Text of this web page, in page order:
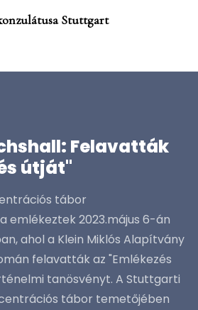
Stuttgart
menu
Felavatták
útját"
tábor
emlékeztek 2023.május 6-án
ahol a Klein Miklós Alapítvány
felavatták az "Emlékezés
tanösvényt. A Stuttgarti
tábor temetőjében